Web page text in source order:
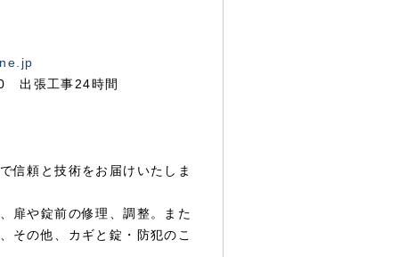
出張工事24時間
信頼と技術をお届けいたしま
扉や錠前の修理、調整。また
その他、カギと錠・防犯のこ